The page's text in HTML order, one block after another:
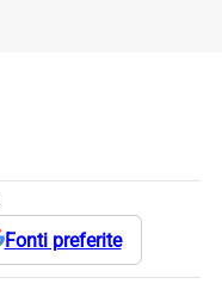
Fonti preferite